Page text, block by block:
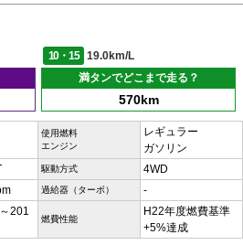
10・15
19.0km/L
満タンでどこまで走る？
570km
使用燃料
エンジン
レギュラー
ガソリン
駆動方式 4WD
過給器（ターボ） -
201
燃費性能
H22年度燃費基準
+5%達成